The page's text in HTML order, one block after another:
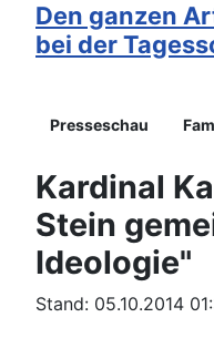
Den ganzen
bei der
Presseschau
Kardinal
Stein
Ideologie"
Stand: 05.10.2014